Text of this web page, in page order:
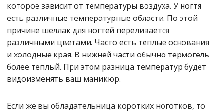
которое зависит от температуры воздуха. У ногтя
есть различные температурные области. По этой
причине шеллак для ногтей переливается
различными цветами. Часто есть теплые основания
и холодные края. В нижней части обычно термогель
более теплый. При этом разница температур будет
видоизменять ваш маникюр.
Если же вы обладательница коротких ноготков, то